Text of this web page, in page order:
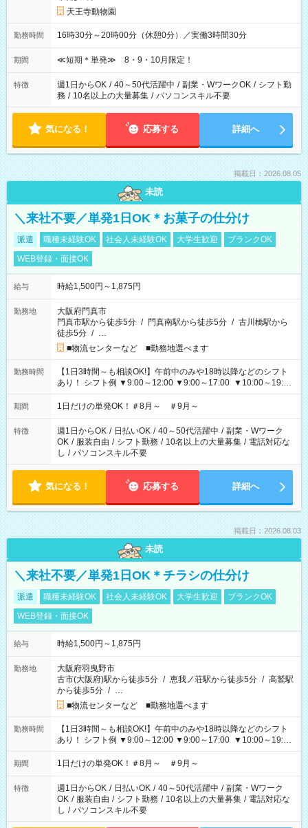
天王寺動物園
勤務時間 16時30分～20時00分（休憩0分）／実働3時間30分
期間 ≪短期＊単発≫ 8・9・10月限定！
特徴 週1日からOK / 40～50代活躍中 / 副業・WワークOK / シフト勤
務 / 10名以上の大量募集 / パソコンスキル不要
気になる！ 応募する 詳細へ
掲載日：2026.08.05
未読
＼来社不要／単発1日OK＊お菓子の仕分け
派遣 職種未経験OK 社会人未経験OK 大学生歓迎
ブランクOK
WEB登録・面接OK
給与 時給1,500円～1,875円
勤務地
大阪府門真市
門真市駅から徒歩5分 / 門真南駅から徒歩5分 / 古川橋駅から
徒歩5分 / …
■物流センターなど ■勤務地選べます
勤務時間
【1日3時間～も相談OK!】午前中のみや18時以降などのシフト
あり！ シフト例 ▼9:00～12:00 ▼9:00～17:00 ▼10:00～19:00
▼18:00～21:00
期間 1日だけの単発OK！＃8月～ ＃9月～
特徴 週1日からOK / 日払いOK / 40～50代活躍中 / 副業・Wワーク
OK / 服装自由 / シフト勤務 / 10名以上の大量募集 / 電話対応な
し / パソコンスキル不要
気になる！ 応募する 詳細へ
掲載日：2026.08.03
未読
＼来社不要／単発1日OK＊チラシの仕分け
派遣 職種未経験OK 社会人未経験OK 大学生歓迎
ブランクOK
WEB登録・面接OK
給与 時給1,500円～1,875円
勤務地
大阪府羽曳野市
古市(大阪府)駅から徒歩5分 / 恵我ノ荘駅から徒歩5分 / 高鷲駅
から徒歩5分 / …
■物流センターなど ■勤務地選べます
勤務時間
【1日3時間～も相談OK!】午前中のみや18時以降などのシフト
あり！ シフト例 ▼9:00～12:00 ▼9:00～17:00 ▼10:00～19:00
▼18:00～21:00
期間 1日だけの単発OK！＃8月～ ＃9月～
特徴 週1日からOK / 日払いOK / 40～50代活躍中 / 副業・Wワーク
OK / 服装自由 / シフト勤務 / 10名以上の大量募集 / 電話対応な
し / パソコンスキル不要